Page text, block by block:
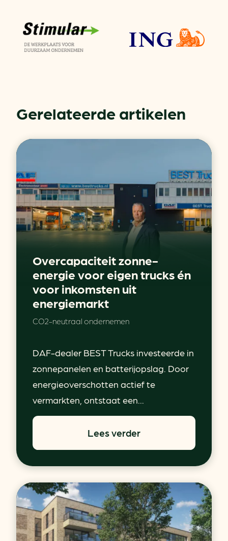
Gerelateerde artikelen
Overcapaciteit zonne-
energie voor eigen trucks én
voor inkomsten uit
energiemarkt
CO2-neutraal ondernemen
DAF-dealer BEST Trucks investeerde in
zonnepanelen en batterijopslag. Door
energieoverschotten actief te
vermarkten, ontstaat een...
Lees verder